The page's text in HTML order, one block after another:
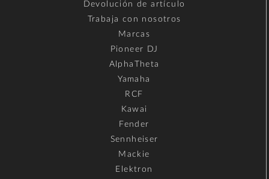
Devolución de artículo
Trabaja con nosotros
Marcas
Pioneer DJ
AlphaTheta
Yamaha
RCF
Kawai
Fender
Sennheiser
Mackie
Elektron